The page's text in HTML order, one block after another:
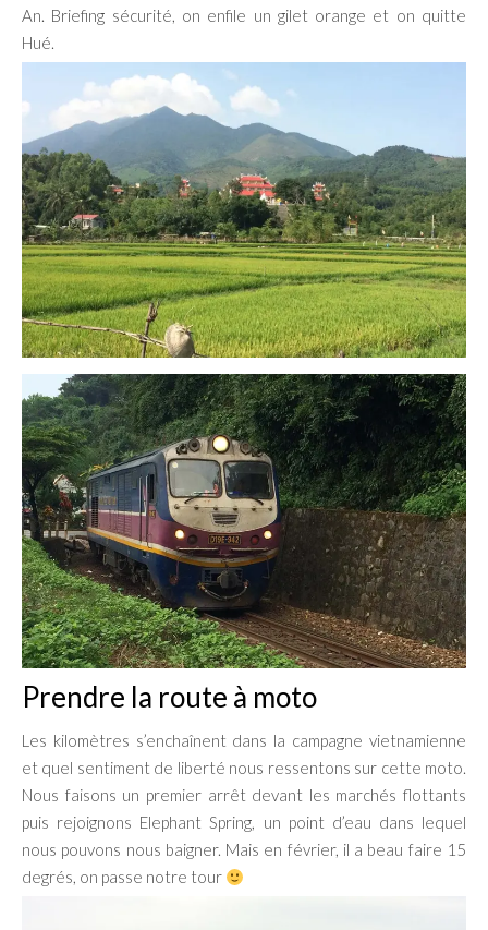
An. Briefing sécurité, on enfile un gilet orange et on quitte
Hué.
Prendre la route à moto
Les kilomètres s’enchaînent dans la campagne vietnamienne
et quel sentiment de liberté nous ressentons sur cette moto.
Nous faisons un premier arrêt devant les marchés flottants
puis rejoignons Elephant Spring, un point d’eau dans lequel
nous pouvons nous baigner. Mais en février, il a beau faire 15
degrés, on passe notre tour